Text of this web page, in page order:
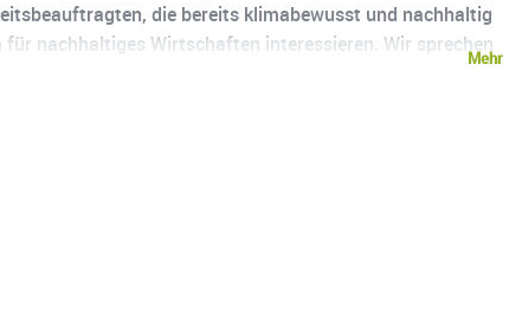
die bereits klimabewusst und nachhaltig
nachhaltiges Wirtschaften interessieren. Wir sprechen
finden Sie unter:
Mehr